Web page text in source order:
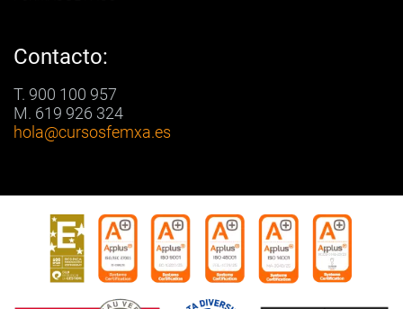
Contacto:
T. 900 100 957
M. 619 926 324
hola@cursosfemxa.es